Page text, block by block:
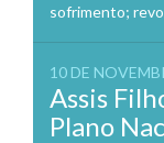
sofrimento;
10 DE
Assis
Plano